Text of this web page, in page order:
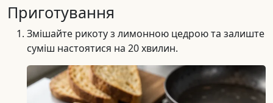
Приготування
Змішайте рикоту з лимонною цедрою та залиште
суміш настоятися на 20 хвилин.